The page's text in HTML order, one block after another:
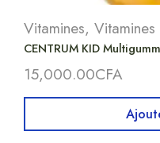
Vitamines, Vitamines
CENTRUM KID
15,000.00CFA